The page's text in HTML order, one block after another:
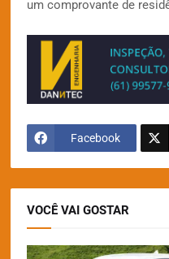
um comprovante de
Facebook
VOCÊ VAI GOSTAR